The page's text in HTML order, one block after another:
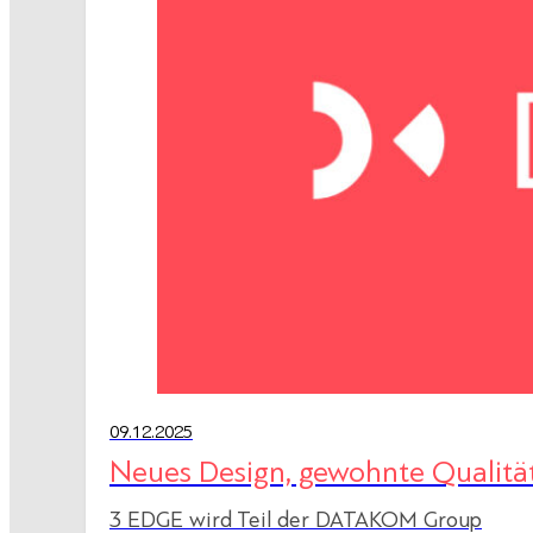
09.12.2025
Neues Design, gewohnte
3 EDGE wird Teil der DATAKOM Group